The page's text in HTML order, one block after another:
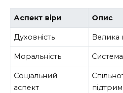
Аспект віри Опис
Духовність Велика
Моральність
Соціальний
аспект